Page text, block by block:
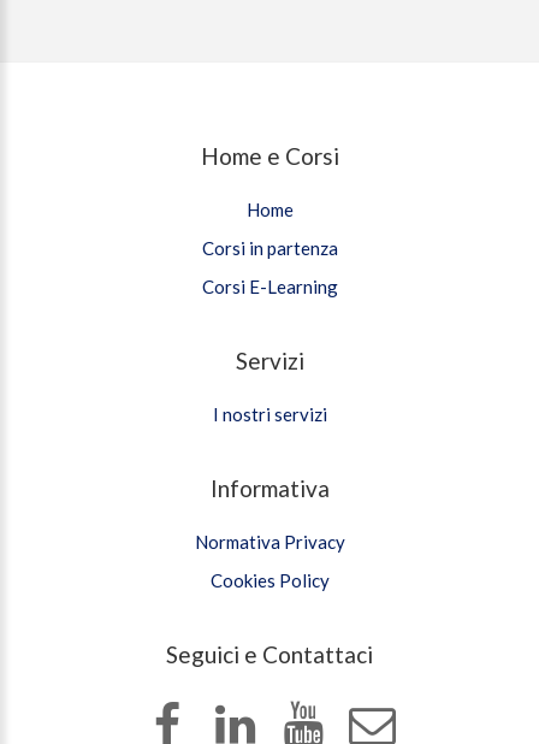
Home e Corsi
Home
Corsi in partenza
Corsi E-Learning
Servizi
I nostri servizi
Informativa
Normativa Privacy
Cookies Policy
Seguici e Contattaci